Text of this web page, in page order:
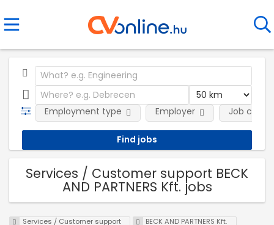
Employment type Employer Job
Services / Customer support BECK
AND PARTNERS Kft. jobs
Services / Customer support
BECK AND PARTNERS Kft.